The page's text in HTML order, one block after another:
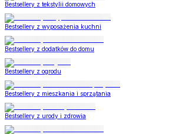
Bestsellery z tekstylii domowych
Bestsellery z wyposażenia kuchni
Bestsellery z dodatków do domu
Bestsellery z ogrodu
Bestsellery z mieszkania i sprzątania
Bestsellery z urody i zdrowia